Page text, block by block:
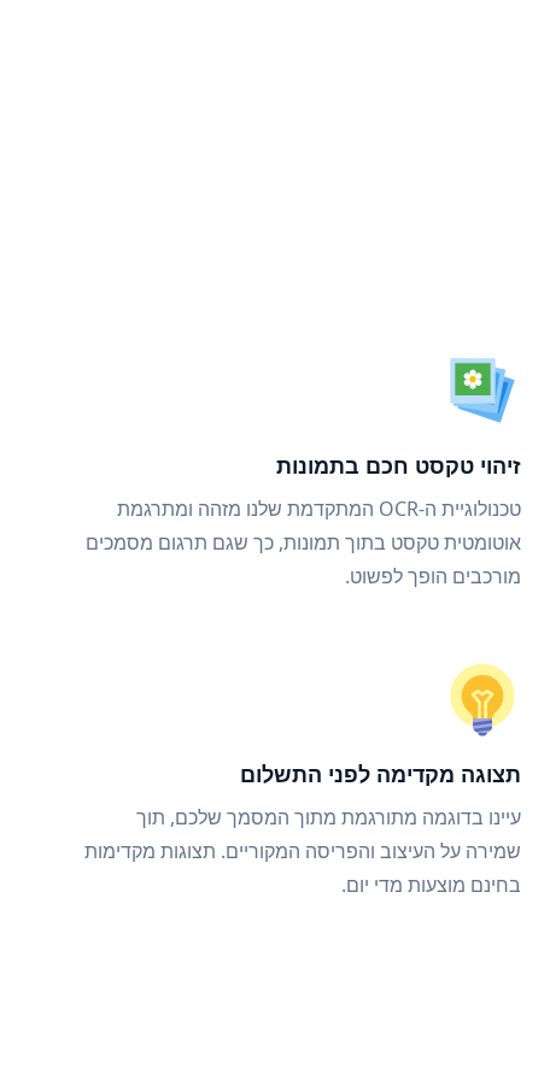
זיהוי טקסט חכם בתמונות
טכנולוגיית ה-OCR המתקדמת שלנו מזהה ומתרגמת
אוטומטית טקסט בתוך תמונות, כך שגם תרגום מסמכים
מורכבים הופך לפשוט.
תצוגה מקדימה לפני התשלום
עיינו בדוגמה מתורגמת מתוך המסמך שלכם, תוך
שמירה על העיצוב והפריסה המקוריים. תצוגות מקדימות
בחינם מוצעות מדי יום.